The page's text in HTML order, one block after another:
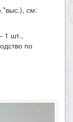
см:
1 шт.,
по